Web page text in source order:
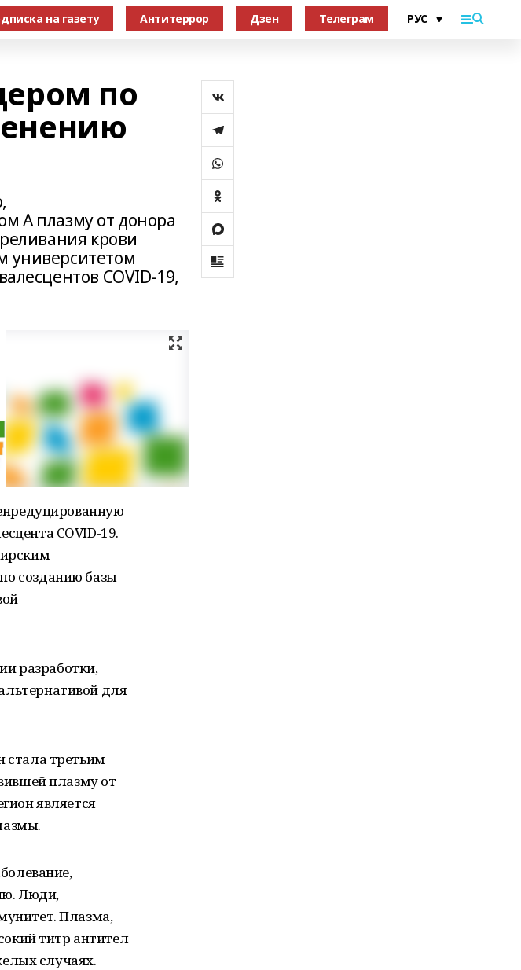
на газету Антитеррор Дзен Телеграм
по
А плазму от донора
крови
университетом
COVID-19,
COVID-19.
созданию базы
разработки,
для
стала третьим
плазму от
является
Люди,
Плазма,
титр антител
случаях.